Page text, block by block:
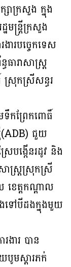
ាក្រសួង ក្នុង
មន្ត្រីក្រសួង
របច្ចេកទេស
ារាសាស្ត្រ
ស្រុកស្រីសន្ធរ
កព្រែកពោធិ៍
(ADB) ជួយ
រែបង្កើនរដូវ និង
ស្រ្តស្រុកស្រី
ខេត្តកណ្តាល
ងទៅបីដងក្នុងមួយ
ងារ បាន
បូមស្ដារភក់